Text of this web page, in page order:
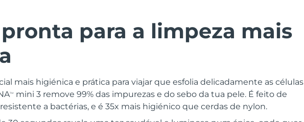
para a limpeza mais
mais higiénica e prática para viajar que esfolia delicadamente as células
TM
mini 3 remove 99% das impurezas e do sebo da tua pele. É feito de
a bactérias, e é 35x mais higiénico que cerdas de nylon.